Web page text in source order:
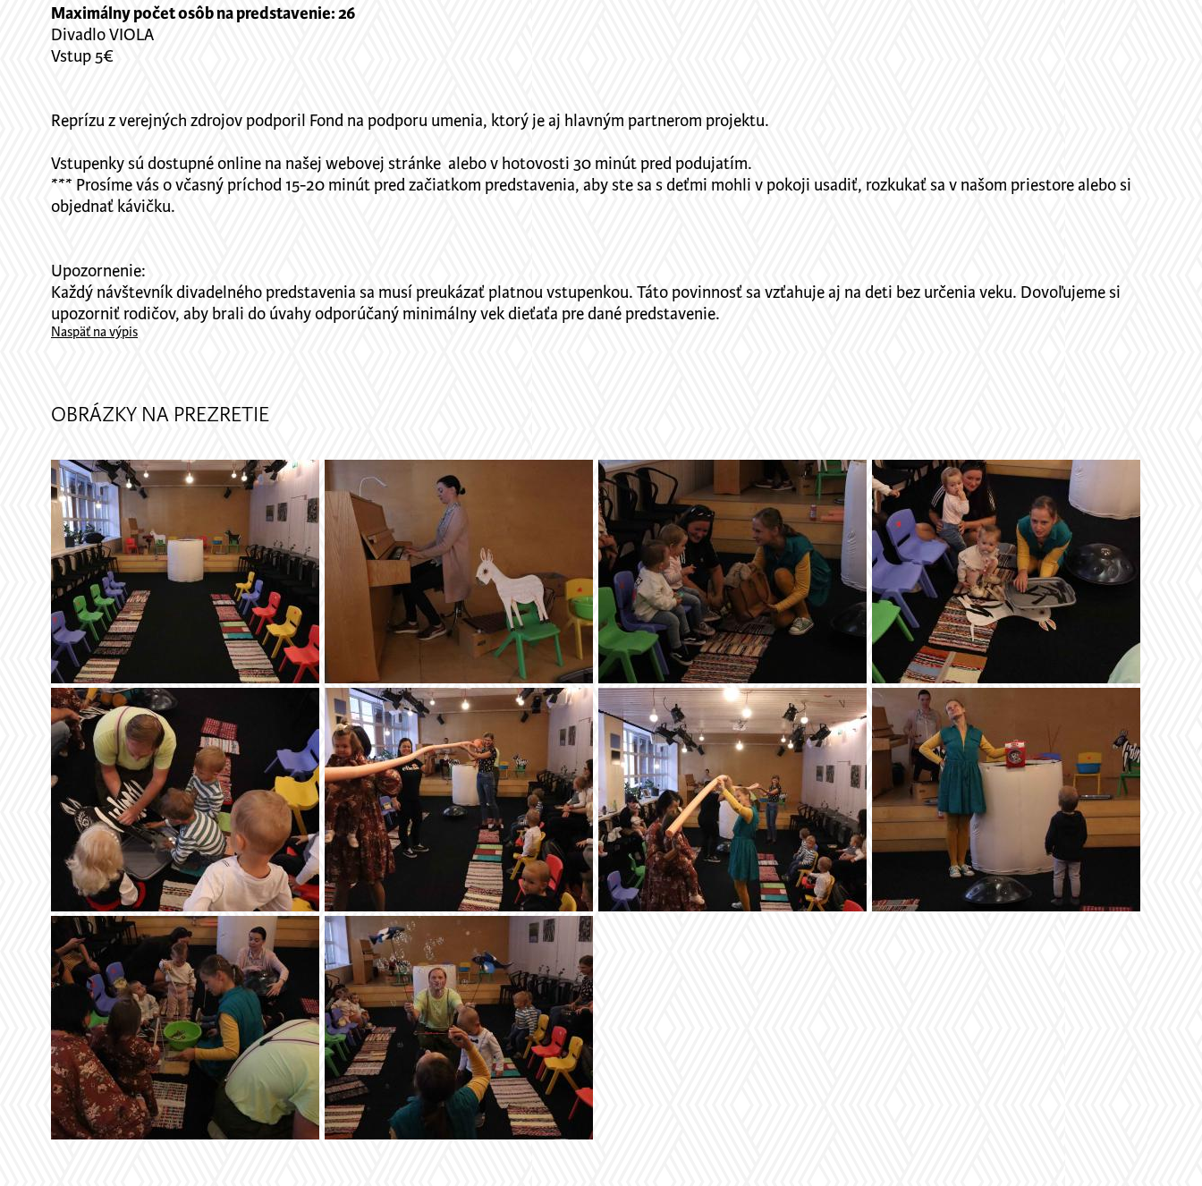
Maximálny počet osôb na predstavenie: 26
Divadlo VIOLA
Vstup 5€
Reprízu z verejných zdrojov podporil Fond na podporu umenia, ktorý je aj hlavným partnerom projektu.
Vstupenky sú dostupné online na našej webovej stránke alebo v hotovosti 30 minút pred podujatím.
*** Prosíme vás o včasný príchod 15-20 minút pred začiatkom predstavenia, aby ste sa s deťmi mohli v pokoji usadiť, rozkukať sa v našom priestore alebo si
objednať kávičku.
Upozornenie:
Každý návštevník divadelného predstavenia sa musí preukázať platnou vstupenkou. Táto povinnosť sa vzťahuje aj na deti bez určenia veku. Dovoľujeme si
upozorniť rodičov, aby brali do úvahy odporúčaný minimálny vek dieťaťa pre dané predstavenie.
Naspäť na výpis
OBRÁZKY NA PREZRETIE